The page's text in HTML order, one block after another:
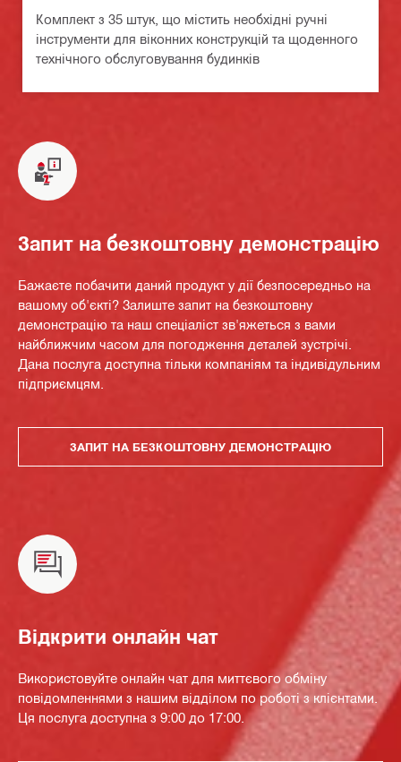
Комплект з 35 штук, що містить необхідні ручні
інструменти для віконних конструкцій та щоденного
технічного обслуговування будинків
Запит на безкоштовну демонстрацію
Бажаєте побачити даний продукт у дії безпосередньо на
вашому об'єкті? Залиште запит на безкоштовну
демонстрацію та наш спеціаліст зв'яжеться з вами
найближчим часом для погодження деталей зустрічі.
Дана послуга доступна тільки компаніям та індивідульним
підприємцям.
ЗАПИТ НА БЕЗКОШТОВНУ ДЕМОНСТРАЦІЮ
Відкрити онлайн чат
Використовуйте онлайн чат для миттєвого обміну
повідомленнями з нашим відділом по роботі з клієнтами.
Ця послуга доступна з 9:00 до 17:00.